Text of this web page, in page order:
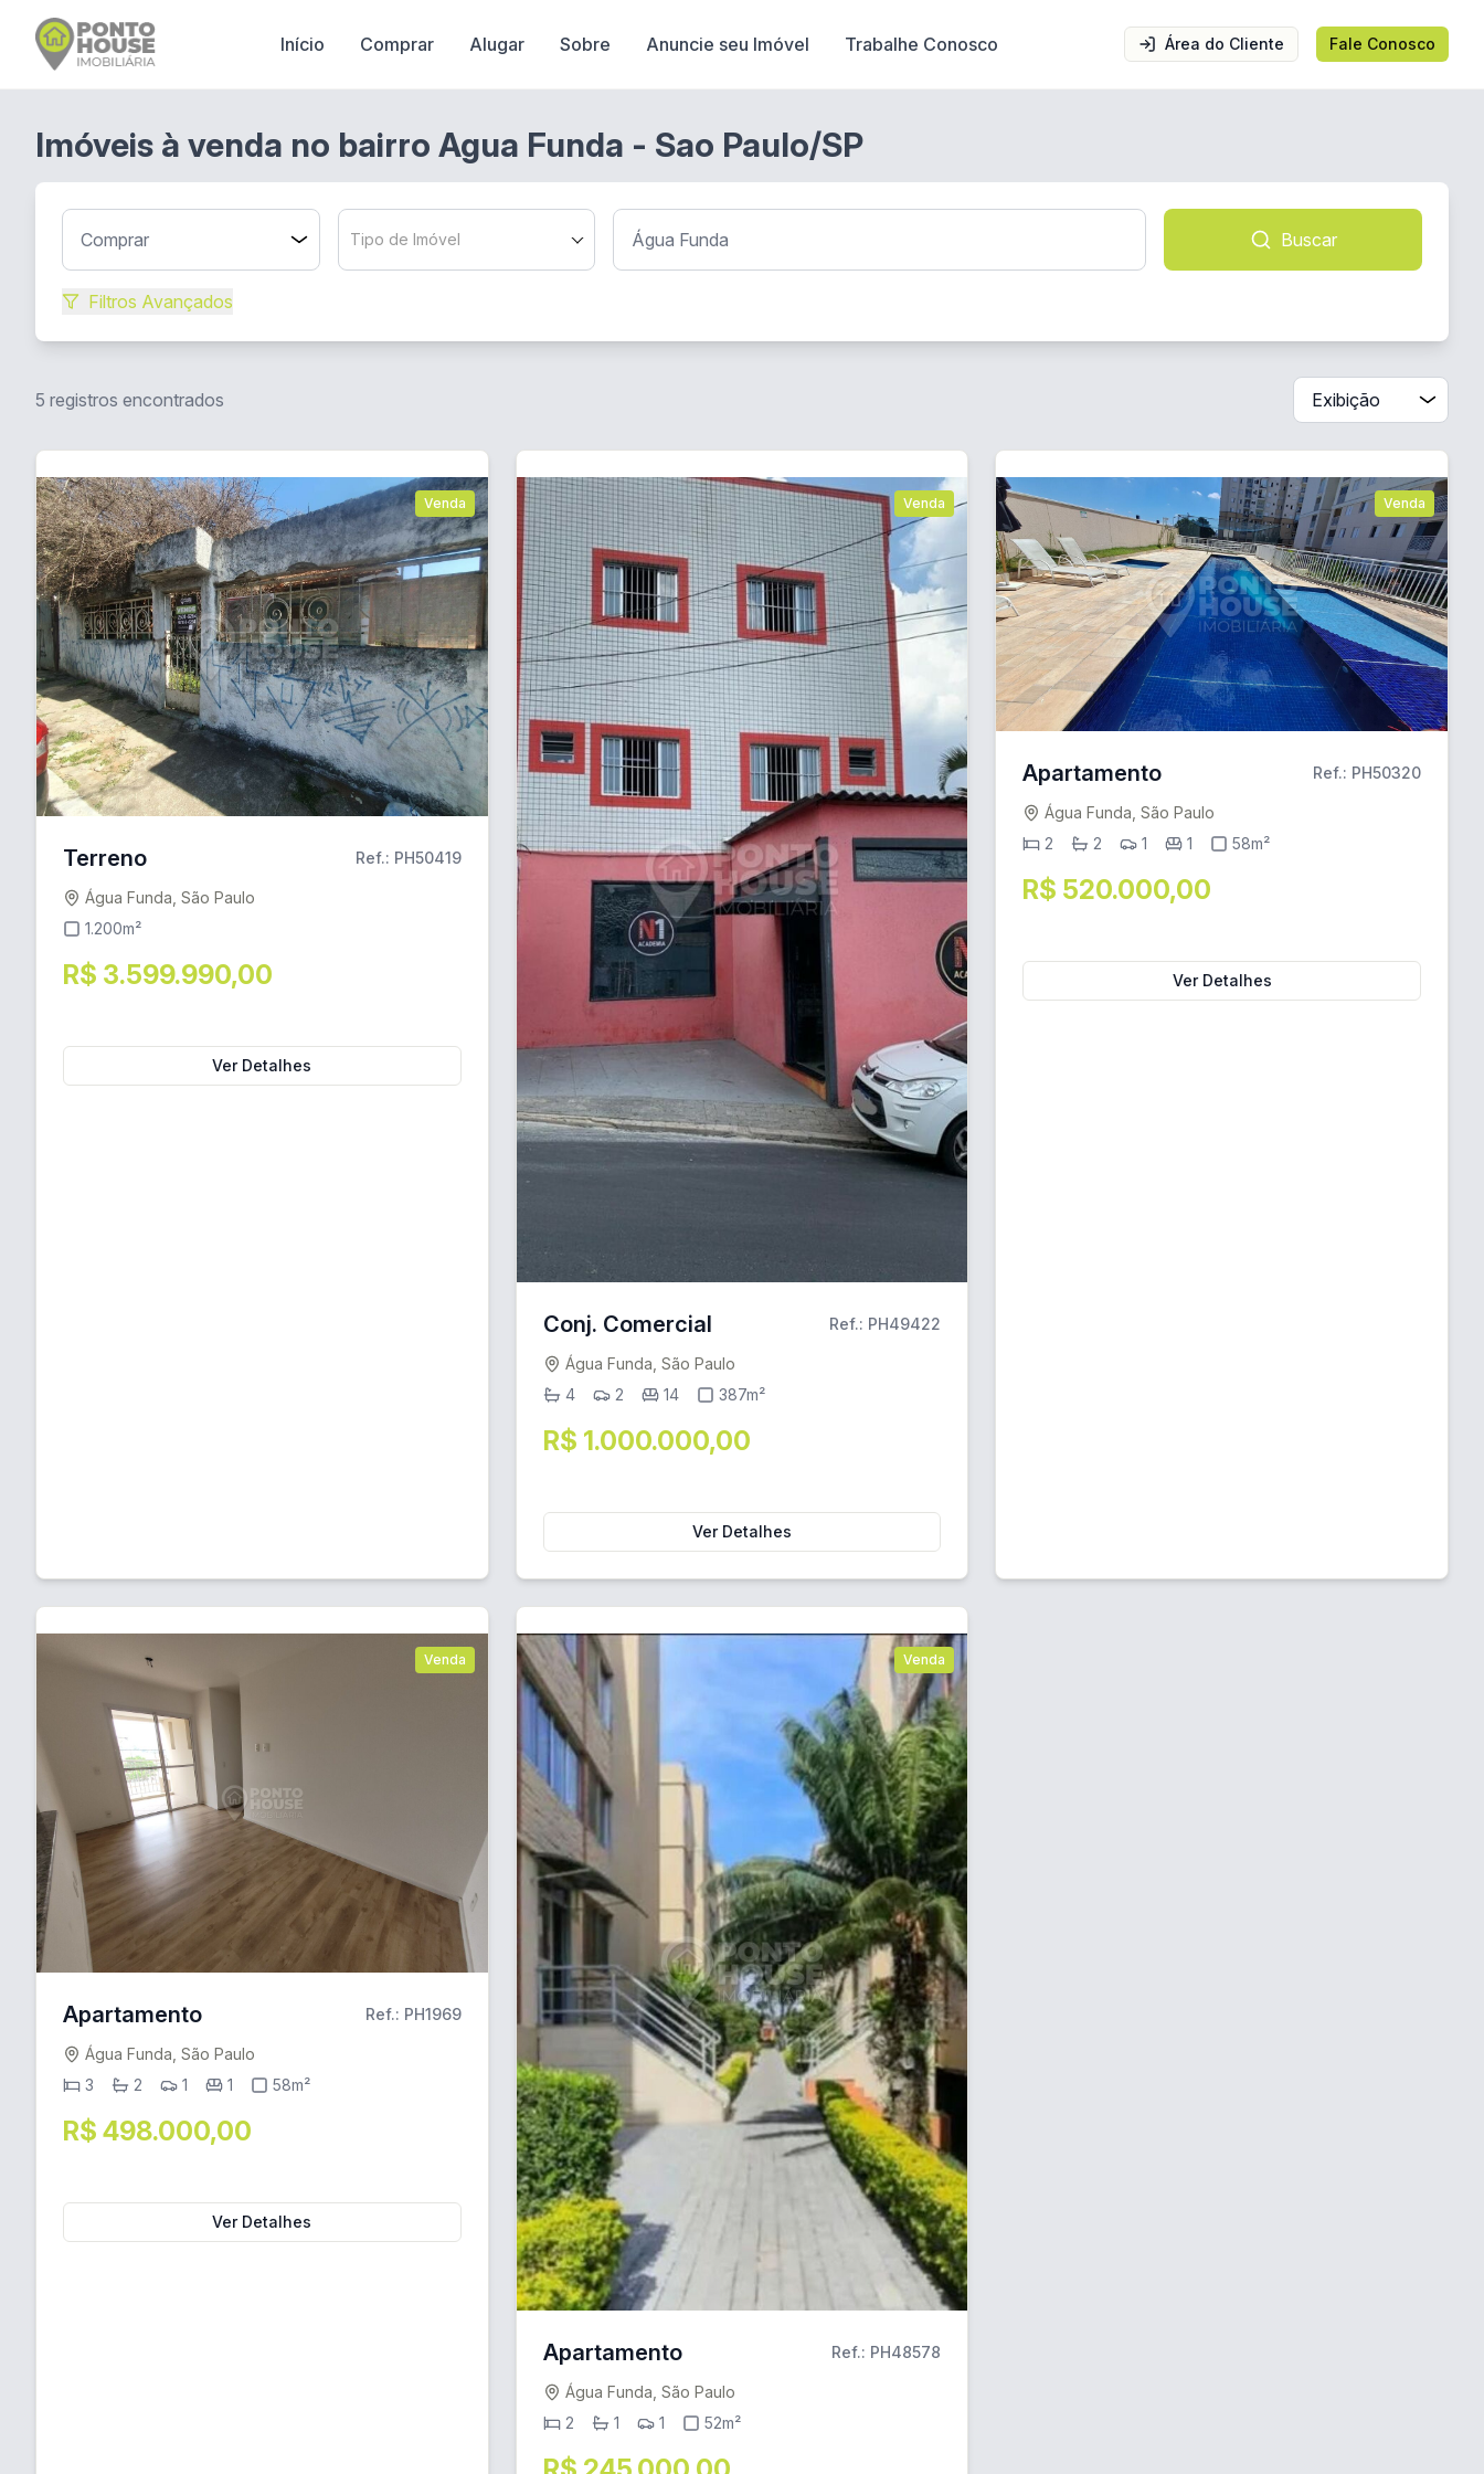
Início Comprar Alugar Sobre Anuncie seu Imóvel Trabalhe Conosco Área do Cliente Fale Conosco
Imóveis à venda no bairro Agua Funda - Sao Paulo/SP
Tipo de Imóvel Buscar
Filtros Avançados
5 registros encontrados
Venda
Terreno Ref.: PH50419
Água Funda, São Paulo
1.200m²
R$ 3.599.990,00
Ver Detalhes
Venda
Conj. Comercial Ref.: PH49422
Água Funda, São Paulo
4
2 14 387m²
R$ 1.000.000,00
Ver Detalhes
Venda
Apartamento Ref.: PH50320
Água Funda, São Paulo
2
2 1 1 58m²
R$ 520.000,00
Ver Detalhes
Venda
Apartamento Ref.: PH1969
Água Funda, São Paulo
3
2 1 1 58m²
R$ 498.000,00
Ver Detalhes
Venda
Apartamento Ref.: PH48578
Água Funda, São Paulo
2
1 1 52m²